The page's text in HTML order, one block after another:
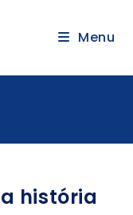
Menu
história